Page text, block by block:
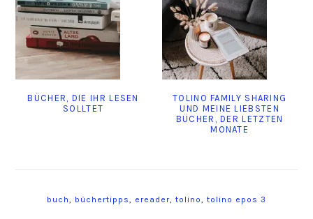
BÜCHER, DIE IHR LESEN
SOLLTET
TOLINO FAMILY SHARING
UND MEINE LIEBSTEN
BÜCHER, DER LETZTEN
MONATE
buch büchertipps ereader tolino tolino epos 3